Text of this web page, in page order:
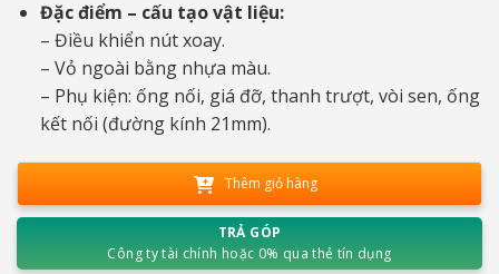
là:
7.799.000₫.
tại
là:
6.039.000₫.
Đặc điểm – cấu tạo vật liệu:
– Điều khiển nút xoay.
– Vỏ ngoài bằng nhựa màu.
– Phụ kiện: ống nối, giá đỡ, thanh trượt, vòi sen, ống
kết nối (đường kính 21mm).
Thêm giỏ hàng
TRẢ GÓP
Công ty tài chính hoặc 0% qua thẻ tín dụng